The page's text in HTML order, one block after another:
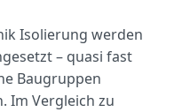
Isolierung werden
– quasi fast
Baugruppen
Im Vergleich zu